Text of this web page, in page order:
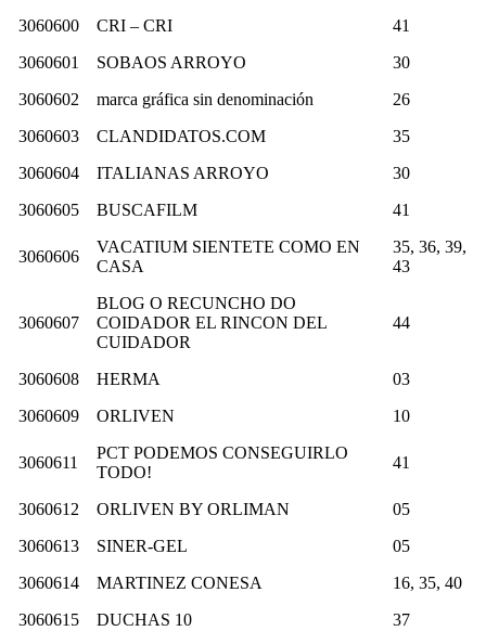
3060600
CRI – CRI
41
3060601
SOBAOS ARROYO
30
3060602
marca gráfica sin denominación
26
3060603
CLANDIDATOS.COM
35
3060604
ITALIANAS ARROYO
30
3060605
BUSCAFILM 41
3060606
VACATIUM SIENTETE COMO EN
CASA
35, 36, 39,
43
3060607
BLOG O RECUNCHO DO
COIDADOR EL RINCON DEL
CUIDADOR
44
3060608 HERMA
03
3060609
ORLIVEN 10
3060611
PCT PODEMOS CONSEGUIRLO
TODO!
41
3060612 ORLIVEN BY ORLIMAN
05
3060613
SINER-GEL
05
3060614
MARTINEZ CONESA
16, 35, 40
3060615
DUCHAS 10 37